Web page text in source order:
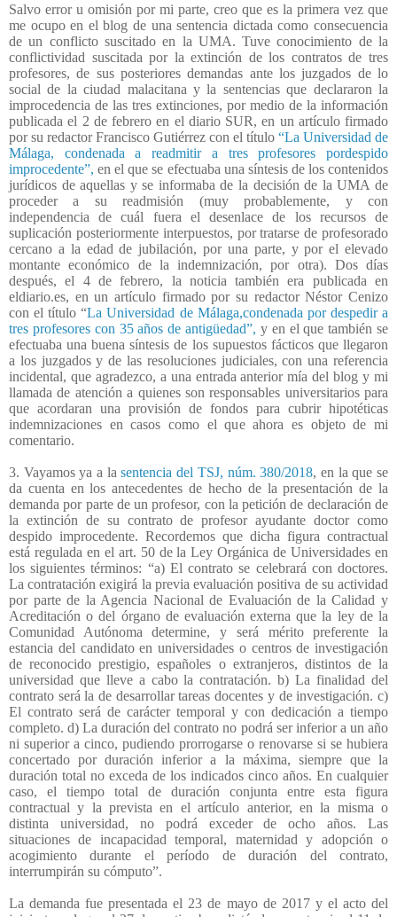
Salvo error u omisión por mi parte, creo que es la primera vez que
me ocupo en el blog de una sentencia dictada como consecuencia
de un conflicto suscitado en la UMA. Tuve conocimiento de la
conflictividad suscitada por la extinción de los contratos de tres
profesores, de sus posteriores demandas ante los juzgados de lo
social de la ciudad malacitana y la sentencias que declararon la
improcedencia de las tres extinciones, por medio de la información
publicada el 2 de febrero en el diario SUR, en un artículo firmado
por su redactor Francisco Gutiérrez con el título “La Universidad de
Málaga, condenada a readmitir a tres profesores pordespido
improcedente”, en el que se efectuaba una síntesis de los contenidos
jurídicos de aquellas y se informaba de la decisión de la UMA de
proceder a su readmisión (muy probablemente, y con
independencia de cuál fuera el desenlace de los recursos de
suplicación posteriormente interpuestos, por tratarse de profesorado
cercano a la edad de jubilación, por una parte, y por el elevado
montante económico de la indemnización, por otra). Dos días
después, el 4 de febrero, la noticia también era publicada en
eldiario.es, en un artículo firmado por su redactor Néstor Cenizo
con el título “La Universidad de Málaga,condenada por despedir a
tres profesores con 35 años de antigüedad”, y en el que también se
efectuaba una buena síntesis de los supuestos fácticos que llegaron
a los juzgados y de las resoluciones judiciales, con una referencia
incidental, que agradezco, a una entrada anterior mía del blog y mi
llamada de atención a quienes son responsables universitarios para
que acordaran una provisión de fondos para cubrir hipotéticas
indemnizaciones en casos como el que ahora es objeto de mi
comentario.
3. Vayamos ya a lasentencia del TSJ, núm. 380/2018, en la que se
da cuenta en los antecedentes de hecho de la presentación de la
demanda por parte de un profesor, con la petición de declaración de
la extinción de su contrato de profesor ayudante doctor como
despido improcedente. Recordemos que dicha figura contractual
está regulada en el art. 50 de la Ley Orgánica de Universidades en
los siguientes términos: “a) El contrato se celebrará con doctores.
La contratación exigirá la previa evaluación positiva de su actividad
por parte de la Agencia Nacional de Evaluación de la Calidad y
Acreditación o del órgano de evaluación externa que la ley de la
Comunidad Autónoma determine, y será mérito preferente la
estancia del candidato en universidades o centros de investigación
de reconocido prestigio, españoles o extranjeros, distintos de la
universidad que lleve a cabo la contratación. b) La finalidad del
contrato será la de desarrollar tareas docentes y de investigación. c)
El contrato será de carácter temporal y con dedicación a tiempo
completo. d) La duración del contrato no podrá ser inferior a un año
ni superior a cinco, pudiendo prorrogarse o renovarse si se hubiera
concertado por duración inferior a la máxima, siempre que la
duración total no exceda de los indicados cinco años. En cualquier
caso, el tiempo total de duración conjunta entre esta figura
contractual y la prevista en el artículo anterior, en la misma o
distinta universidad, no podrá exceder de ocho años. Las
situaciones de incapacidad temporal, maternidad y adopción o
acogimiento durante el período de duración del contrato,
interrumpirán su cómputo”.
La demanda fue presentada el 23 de mayo de 2017 y el acto del